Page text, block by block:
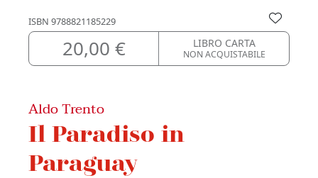
ISBN 9788821185229
20,00 € LIBRO CARTA
NON ACQUISTABILE
Aldo Trento
Il Paradiso in
Paraguay